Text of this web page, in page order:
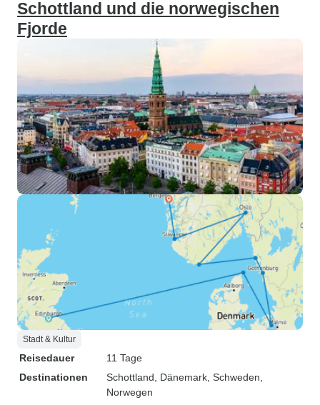
Schottland und die norwegischen
Fjorde
Stadt & Kultur
Reisedauer
11 Tage
Destinationen
Schottland , Dänemark , Schweden
Norwegen